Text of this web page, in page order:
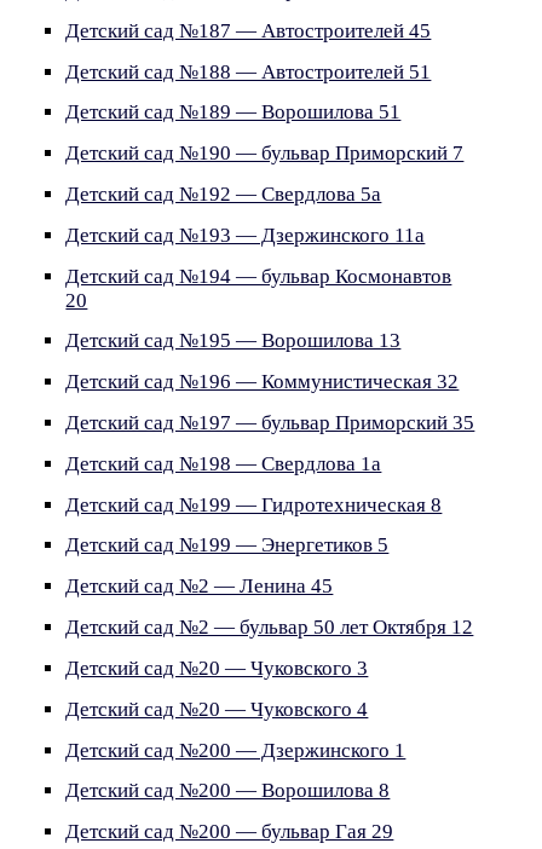
Детский сад №187 — Автостроителей 45
Детский сад №188 — Автостроителей 51
Детский сад №189 — Ворошилова 51
Детский сад №190 — бульвар Приморский 7
Детский сад №192 — Свердлова 5а
Детский сад №193 — Дзержинского 11а
Детский сад №194 — бульвар Космонавтов
20
Детский сад №195 — Ворошилова 13
Детский сад №196 — Коммунистическая 32
Детский сад №197 — бульвар Приморский 35
Детский сад №198 — Свердлова 1а
Детский сад №199 — Гидротехническая 8
Детский сад №199 — Энергетиков 5
Детский сад №2 — Ленина 45
Детский сад №2 — бульвар 50 лет Октября 12
Детский сад №20 — Чуковского 3
Детский сад №20 — Чуковского 4
Детский сад №200 — Дзержинского 1
Детский сад №200 — Ворошилова 8
Детский сад №200 — бульвар Гая 29